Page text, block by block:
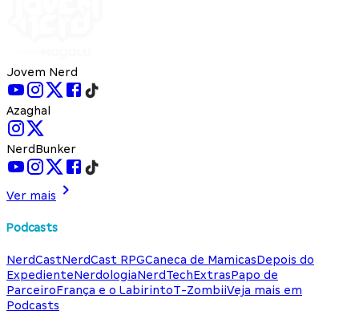
Jovem Nerd
Azaghal
NerdBunker
Ver mais
Podcasts
NerdCastNerdCast RPGCaneca de MamicasDepois do
ExpedienteNerdologiaNerdTechExtrasPapo de
ParceiroFrança e o LabirintoT-ZombiiVeja mais em
Podcasts